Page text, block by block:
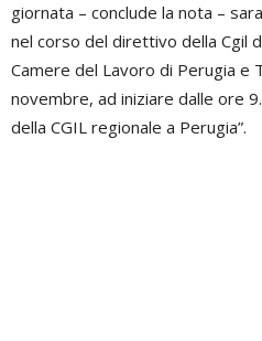
giornata – conclude la nota –
nel corso del direttivo della Cgil
Camere del Lavoro di Perugia e
novembre, ad iniziare dalle ore
della CGIL regionale a Perugia”.